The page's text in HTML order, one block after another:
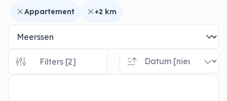
Appartement +2 km
Filters [2]